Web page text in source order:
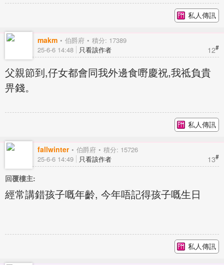
私人傳訊
makm 伯爵府 積分: 17389
12#
25-6-6 14:48 只看該作者
父親節到,仔女都會同我外邊食嘢慶祝,我祗負貴
畀錢。
私人傳訊
fallwinter 伯爵府 積分: 15726
13#
25-6-6 14:49 只看該作者
回覆樓主:
經常講錯孩子嘅年齡, 今年唔記得孩子嘅生日
私人傳訊